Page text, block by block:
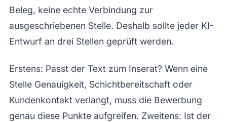
Beleg, keine echte Verbindung zur
ausgeschriebenen Stelle. Deshalb sollte jeder KI-
Entwurf an drei Stellen geprüft werden.
Erstens: Passt der Text zum Inserat? Wenn eine
Stelle Genauigkeit, Schichtbereitschaft oder
Kundenkontakt verlangt, muss die Bewerbung
genau diese Punkte aufgreifen. Zweitens: Ist der